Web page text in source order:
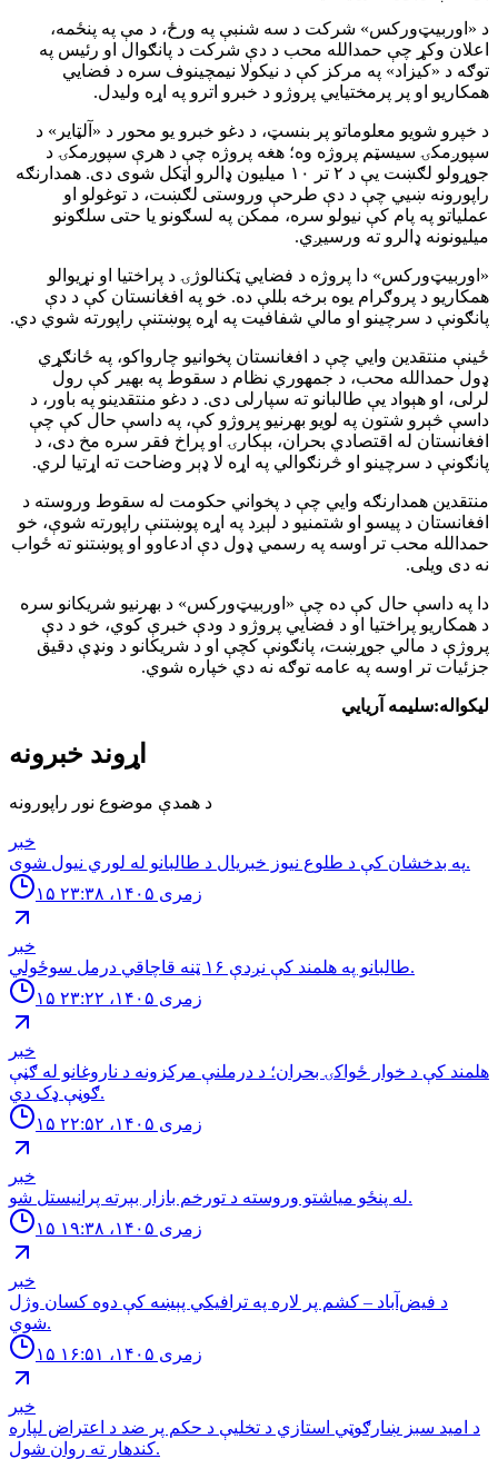
د «اوربیټ‌ورکس» شرکت د سه شنبې په ورځ، د مې په پنځمه،
اعلان وکړ چې حمدالله محب د دې شرکت د پانګوال او رئیس په
توګه د «کیزاد» په مرکز کې د نیکولا نیمچینوف سره د فضايي
همکاریو او پر پرمختیايي پروژو د خبرو اترو په اړه ولیدل.
د خپرو شویو معلوماتو پر بنسټ، د دغو خبرو یو محور د «آلټایر» د
سپوږمکۍ سیسټم پروژه وه؛ هغه پروژه چې د هرې سپوږمکۍ د
جوړولو لګښت یې د ۲ تر ۱۰ میلیون ډالرو اټکل شوی دی. همدارنګه
راپورونه ښيي چې د دې طرحې وروستی لګښت، د توغولو او
عملیاتو په پام کې نیولو سره، ممکن په لسګونو یا حتی سلګونو
میلیونونه ډالرو ته ورسیږي.
«اوربیټ‌ورکس» دا پروژه د فضايي ټکنالوژۍ د پراختیا او نړیوالو
همکاریو د پروګرام یوه برخه بللې ده. خو په افغانستان کې د دې
پانګونې د سرچینو او مالي شفافیت په اړه پوښتنې راپورته شوي دي.
ځینې منتقدین وايي چې د افغانستان پخوانیو چارواکو، په ځانګړي
ډول حمدالله محب، د جمهوري نظام د سقوط په بهیر کې رول
لرلی، او هېواد یې طالبانو ته سپارلی دی. د دغو منتقدینو په باور، د
داسې څېرو شتون په لویو بهرنیو پروژو کې، په داسې حال کې چې
افغانستان له اقتصادي بحران، بېکارۍ او پراخ فقر سره مخ دی، د
پانګونې د سرچینو او څرنګوالي په اړه لا ډېر وضاحت ته اړتیا لري.
منتقدین همدارنګه وايي چې د پخواني حکومت له سقوط وروسته د
افغانستان د پیسو او شتمنیو د لېږد په اړه پوښتنې راپورته شوې، خو
حمدالله محب تر اوسه په رسمي ډول دې ادعاوو او پوښتنو ته ځواب
نه دی ویلی.
دا په داسې حال کې ده چې «اوربیټ‌ورکس» د بهرنیو شریکانو سره
د همکاریو پراختیا او د فضايي پروژو د ودې خبرې کوي، خو د دې
پروژې د مالي جوړښت، پانګونې کچې او د شریکانو د ونډې دقیق
جزئیات تر اوسه په عامه توګه نه دي خپاره شوي.
لیکواله:سلیمه آریایي
اړوند خبرونه
د همدې موضوع نور راپورونه
خبر
په بدخشان كې د طلوع نيوز خبريال د طالبانو له لوري نيول شوى.
۱۵ زمری ۱۴۰۵، ۲۳:۳۸
خبر
طالبانو په هلمند كې نږدې ۱۶ ټنه قاچاقي درمل سوځولي.
۱۵ زمری ۱۴۰۵، ۲۳:۲۲
خبر
هلمند كې د خوار ځواكۍ بحران؛ د درملنې مركزونه د ناروغانو له ګڼې
ګوڼې ډک دي.
۱۵ زمری ۱۴۰۵، ۲۲:۵۲
خبر
له پنځو مياشتو وروسته د تورخم بازار بېرته پرانيستل شو.
۱۵ زمری ۱۴۰۵، ۱۹:۳۸
خبر
د فیض‌آباد – کشم پر لاره په ترافیکي پېښه کې دوه کسان وژل
شوي.
۱۵ زمری ۱۴۰۵، ۱۶:۵۱
خبر
د امید سبز ښارګوټي استازي د تخلیې د حکم پر ضد د اعتراض لپاره
کندهار ته روان شول.